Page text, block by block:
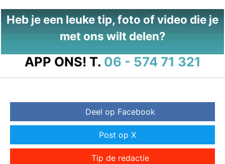
Heb je een leuke tip, foto of video die je
met ons wilt delen?
APP ONS! T. 06 - 574 71 321
Deel op Facebook
Post op X
Tip de redactie